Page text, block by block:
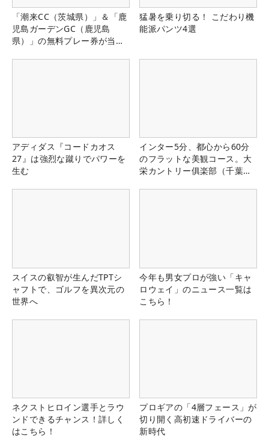
「潮来CC（茨城県）」＆「鹿
児島ガーデンGC（鹿児島
県）」の無料プレー券が当た
猛暑を乗り切る！ こだわり機
能派パンツ4選
アディダス『コードカオス
27』は強烈な蹴りでパワーを
生む
インター5分、都心から60分
のフラットな美観コース。大
栄カントリー俱楽部（千葉
スイスの叡智が生んだTPTシ
ャフトで、ゴルフを異次元の
世界へ
今年も男女プロが強い「キャ
ロウェイ」のニュース一覧は
こちら！
ネクストヒロイン選手とラウ
ンドできるチャンス！詳しく
はこちら！
プロギアの「4層フェース」が
切り開く高初速ドライバーの
新時代